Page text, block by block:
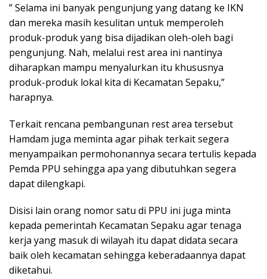
” Selama ini banyak pengunjung yang datang ke IKN
dan mereka masih kesulitan untuk memperoleh
produk-produk yang bisa dijadikan oleh-oleh bagi
pengunjung. Nah, melalui rest area ini nantinya
diharapkan mampu menyalurkan itu khususnya
produk-produk lokal kita di Kecamatan Sepaku,”
harapnya.
Terkait rencana pembangunan rest area tersebut
Hamdam juga meminta agar pihak terkait segera
menyampaikan permohonannya secara tertulis kepada
Pemda PPU sehingga apa yang dibutuhkan segera
dapat dilengkapi.
Disisi lain orang nomor satu di PPU ini juga minta
kepada pemerintah Kecamatan Sepaku agar tenaga
kerja yang masuk di wilayah itu dapat didata secara
baik oleh kecamatan sehingga keberadaannya dapat
diketahui.